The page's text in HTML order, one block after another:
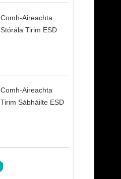
Comh-Aireachta
Stórála Tirim ESD
Comh-Aireachta
Tirim Sábháilte ESD